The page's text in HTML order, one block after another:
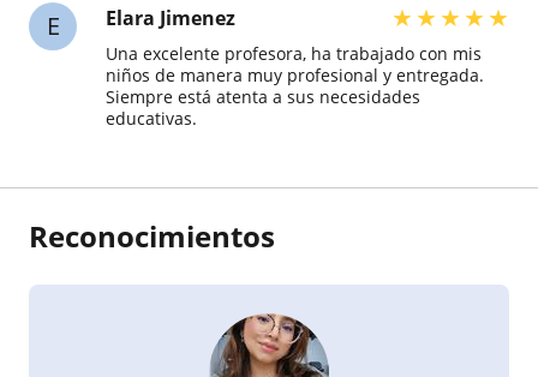
E Elara Jimenez ★★★★★
Una excelente profesora, ha trabajado con mis
niños de manera muy profesional y entregada.
Siempre está atenta a sus necesidades
educativas.
Reconocimientos